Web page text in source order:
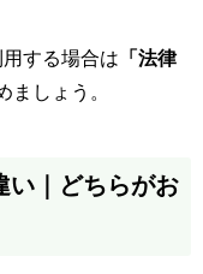
する場合は 「法律
ましょう。
い｜どちらがお